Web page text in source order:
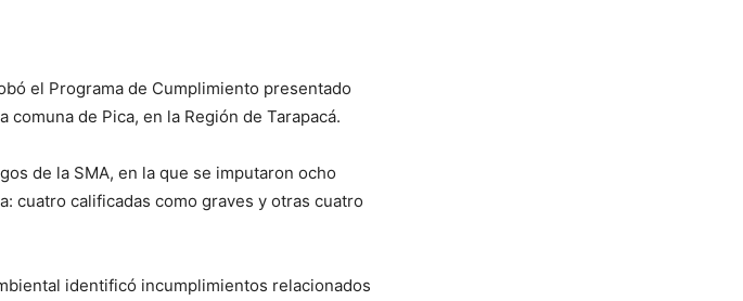
el Programa de Cumplimiento presentado
comuna de Pica, en la Región de Tarapacá.
de la SMA, en la que se imputaron ocho
cuatro calificadas como graves y otras cuatro
identificó incumplimientos relacionados